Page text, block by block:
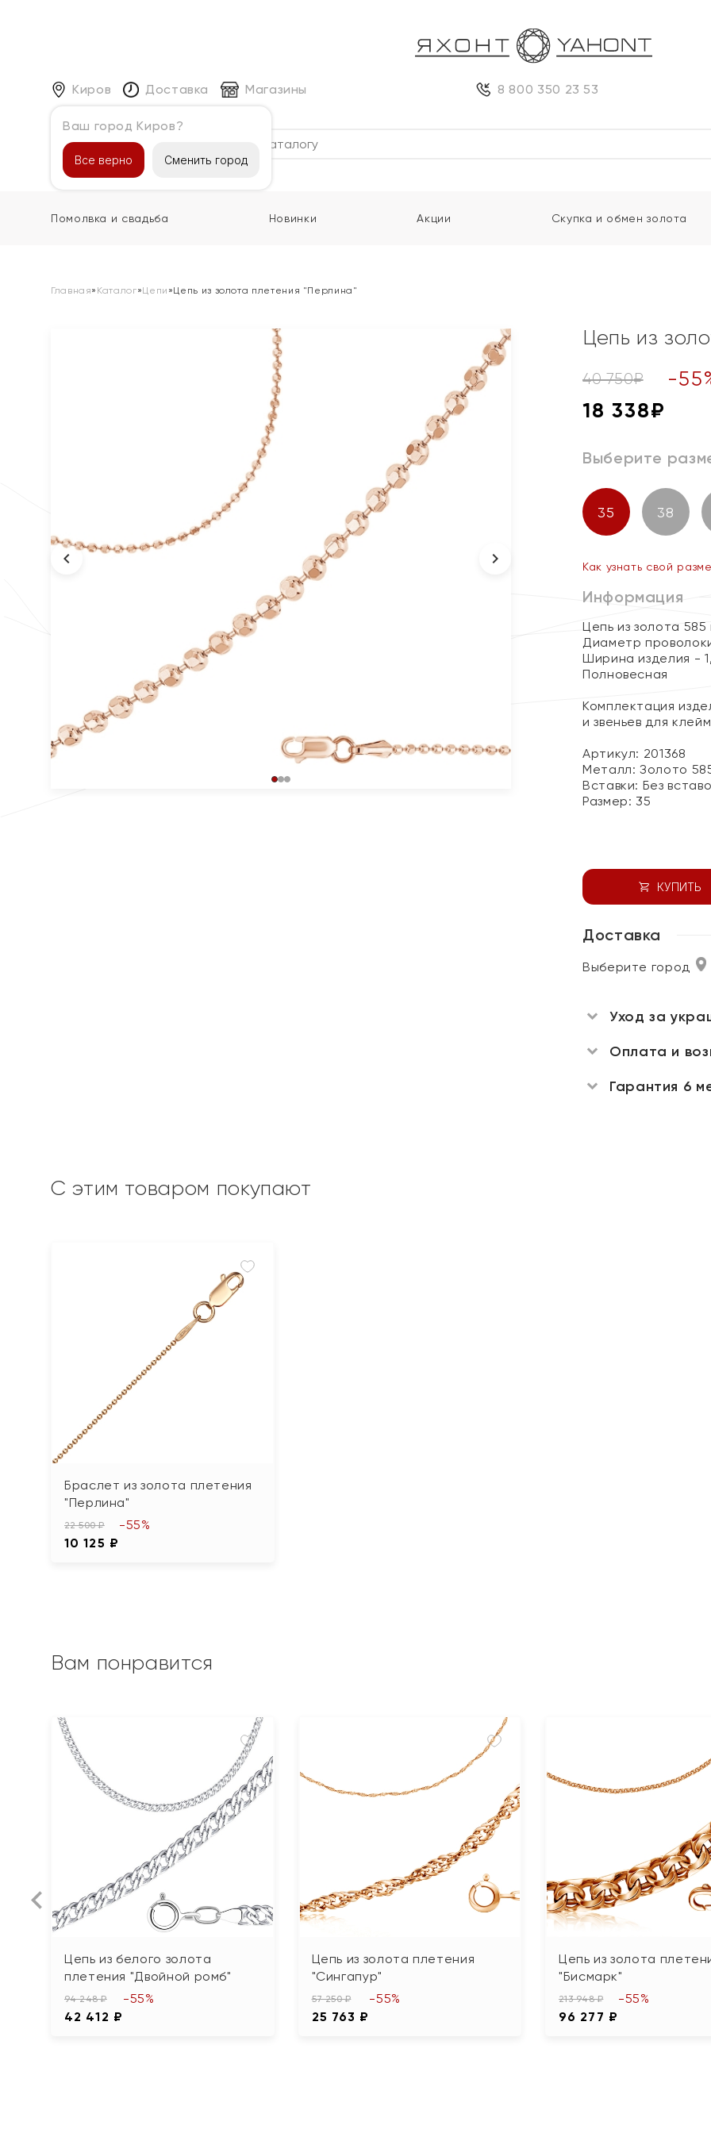
Киров
Ваш город Киров?
Все верно Сменить город
Доставка Магазины 8 800 350 23 53
Каталог
Помолвка и свадьба Новинки Акции Скупка и обмен золота
Главная» Каталог»Цепи »Цепь из золота плетения "Перлина"
Цепь из
40 750₽ -55
18 338₽
Выберите
35 38
Как узнать свой
Информация
Цепь из золота
Диаметр
Ширина изделия -
Полновесная
Комплектация
и звеньев для
Артикул: 201368
Металл:Золото
Вставки: Без
Размер: 35
КУПИТЬ
Доставка
Выберите город
Уход за
Оплата и
Гарантия 6
С этим товаром покупают
Браслет из золота плетения
"Перлина"
22 500 ₽
10 125 ₽
-55%
Вам понравится
Цепь из белого золота
плетения "Двойной ромб"
94 248 ₽
42 412 ₽
-55%
Цепь из золота плетения
"Сингапур"
57 250 ₽
25 763 ₽
-55%
Цепь из золота
"Бисмарк"
213 948 ₽
96 277 ₽
-55%